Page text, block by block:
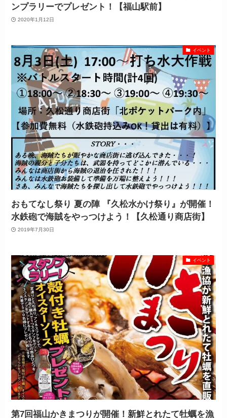
ンプラリーでプレゼント！【福山駅前】
2020年1月12日
イベント
おもてなし祭り 夏の陣 『久松水かけ祭り』が開催！
水鉄砲で海賊をやっつけよう！【久松通り商店街】
2019年7月30日
イベント
第7回福山かきまつりが開催！新鮮とれたて牡蠣を漁